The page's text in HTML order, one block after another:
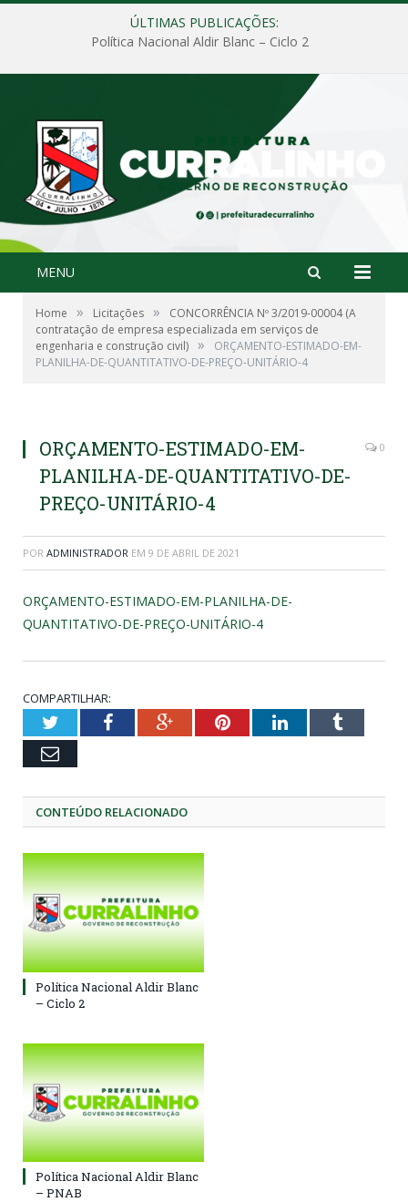
ÚLTIMAS PUBLICAÇÕES:
Política Nacional Aldir Blanc – Ciclo 2
MENU
Home » Licitações »
CONCORRÊNCIA Nº 3/2019-00004 (A
contratação de empresa especializada em serviços de
engenharia e construção civil) »
ORÇAMENTO-ESTIMADO-EM-
PLANILHA-DE-QUANTITATIVO-DE-PREÇO-UNITÁRIO-4
ORÇAMENTO-ESTIMADO-EM-
PLANILHA-DE-QUANTITATIVO-DE-
PREÇO-UNITÁRIO-4
0
POR ADMINISTRADOR EM 9 DE ABRIL DE 2021
ORÇAMENTO-ESTIMADO-EM-PLANILHA-DE-
QUANTITATIVO-DE-PREÇO-UNITÁRIO-4
COMPARTILHAR:
TwitterFacebookGoogle+PinterestLinkedInTumblr
Email
CONTEÚDO RELACIONADO
Política Nacional Aldir Blanc
– Ciclo 2
Política Nacional Aldir Blanc
– PNAB